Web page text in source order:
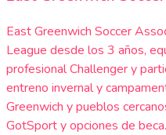
East Greenwich Soccer
League desde los 3 años,
profesional Challenger y
entreno invernal y
Greenwich y pueblos
GotSport y opciones de beca.